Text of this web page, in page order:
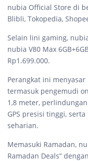
nubia Official Store di
Blibli, Tokopedia,
Selain lini gaming,
nubia V80 Max
Rp1.699.000.
Perangkat ini
termasuk pengemudi
1,8 meter,
GPS presisi tinggi,
seharian.
Memasuki Ramadan,
Ramadan Deals”